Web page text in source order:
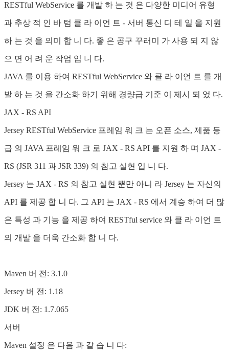
RESTful WebService 를 개발 하 는 것 은 다양한 미디어 유형
과 추상 적 인 바 텀 클 라 이언 트 - 서버 통신 디 테 일 을 지원
하 는 것 을 의미 합 니 다. 좋 은 공구 꾸러미 가 사용 되 지 않
으 면 어 려 운 작업 입 니 다.
JAVA 를 이용 하여 RESTful WebService 와 클 라 이언 트 를 개
발 하 는 것 을 간소화 하기 위해 경량급 기준 이 제시 되 었 다.
JAX - RS API
Jersey RESTful WebService 프레임 워 크 는 오픈 소스, 제품 등
급 의 JAVA 프레임 워 크 로 JAX - RS API 를 지원 하 며 JAX -
RS (JSR 311 과 JSR 339) 의 참고 실현 입 니 다.
Jersey 는 JAX - RS 의 참고 실현 뿐만 아니 라 Jersey 는 자신의
API 를 제공 합 니 다. 그 API 는 JAX - RS 에서 계승 하여 더 많
은 특성 과 기능 을 제공 하여 RESTful service 와 클 라 이언 트
의 개발 을 더욱 간소화 합 니 다.
Maven 버 전: 3.1.0
Jersey 버 전: 1.18
JDK 버 전: 1.7.065
서버
Maven 설정 은 다음 과 같 습 니 다: